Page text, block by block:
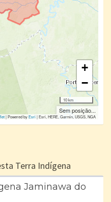
+
−
10 km
Sem posição...
| Powered byEsri|Esri, HERE, Garmin, USGS, NGA
Terra Indígena
Jaminawa do